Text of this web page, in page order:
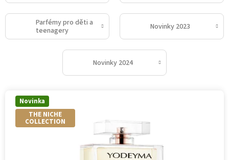
Parfémy pro děti a
teenagery
Novinky 2023
Novinky 2024
Novinka
THE NICHE
COLLECTION